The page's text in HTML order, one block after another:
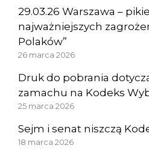
29.03.26 Warszawa –
najważniejszych
Polaków”
26 marca 2026
Druk do pobrania
zamachu na Kodeks
25 marca 2026
Sejm i senat niszczą
18 marca 2026